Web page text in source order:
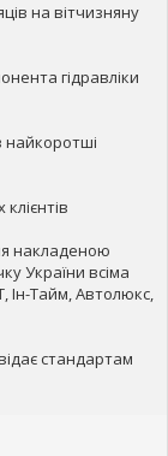
на вітчизняну
гідравліки
найкоротші
накладеною
України всіма
Ін-Тайм, Автолюкс,
стандартам